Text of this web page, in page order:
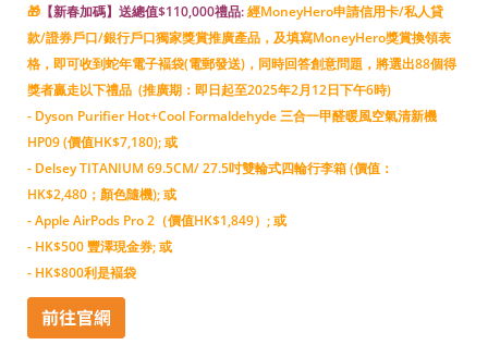
🎁 【新春加碼】送總值$110,000禮品:經MoneyHero申請信用卡/私人貸
款/證券戶口/銀行戶口獨家獎賞推廣產品，及填寫MoneyHero獎賞換領表
格，即可收到蛇年電子褔袋(電郵發送)，同時回答創意問題，將選出88個得
獎者贏走以下禮品 (推廣期：即日起至2025年2月12日下午6時)
- Dyson Purifier Hot+Cool Formaldehyde 三合一甲醛暖風空氣清新機
HP09 (價值HK$7,180); 或
- Delsey TITANIUM 69.5CM/ 27.5吋雙輪式四輪行李箱 (價值：
HK$2,480；顏色隨機); 或
- Apple AirPods Pro 2（價值HK$1,849）; 或
- HK$500 豐澤現金券; 或
- HK$800利是褔袋